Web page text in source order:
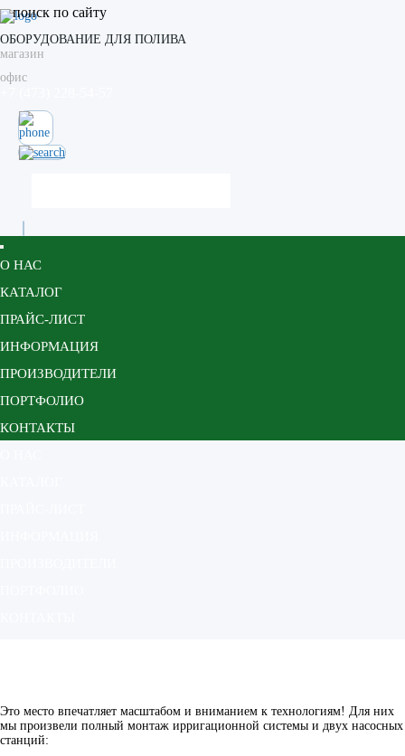
ОБОРУДОВАНИЕ ДЛЯ ПОЛИВА
магазин
офис
поиск по сайту
О НАС
КАТАЛОГ
ПРАЙС-ЛИСТ
ИНФОРМАЦИЯ
ПРОИЗВОДИТЕЛИ
ПОРТФОЛИО
КОНТАКТЫ
Это место впечатляет масштабом и вниманием к технологиям! Для них
мы произвели полный монтаж ирригационной системы и двух насосных
станций: